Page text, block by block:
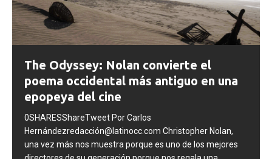
The Odyssey: Nolan convierte el
poema occidental más antiguo en una
epopeya del cine
0SHARESShareTweet Por Carlos
Hernándezredacción@latinocc.com Christopher Nolan,
una vez más nos muestra porque es uno de los mejores